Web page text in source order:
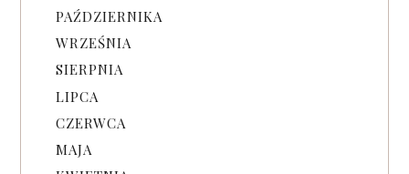
PAŹDZIERNIKA
WRZEŚNIA
SIERPNIA
LIPCA
CZERWCA
MAJA